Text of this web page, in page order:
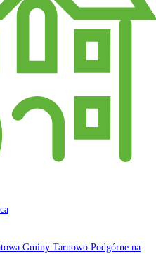
Gminy Tarnowo Podgórne na